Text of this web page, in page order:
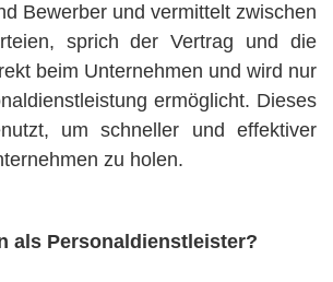
Bewerber und vermittelt zwischen
sprich der Vertrag und die
beim Unternehmen und wird nur
ermöglicht. Dieses
um schneller und effektiver
zu holen.
als Personaldienstleister?